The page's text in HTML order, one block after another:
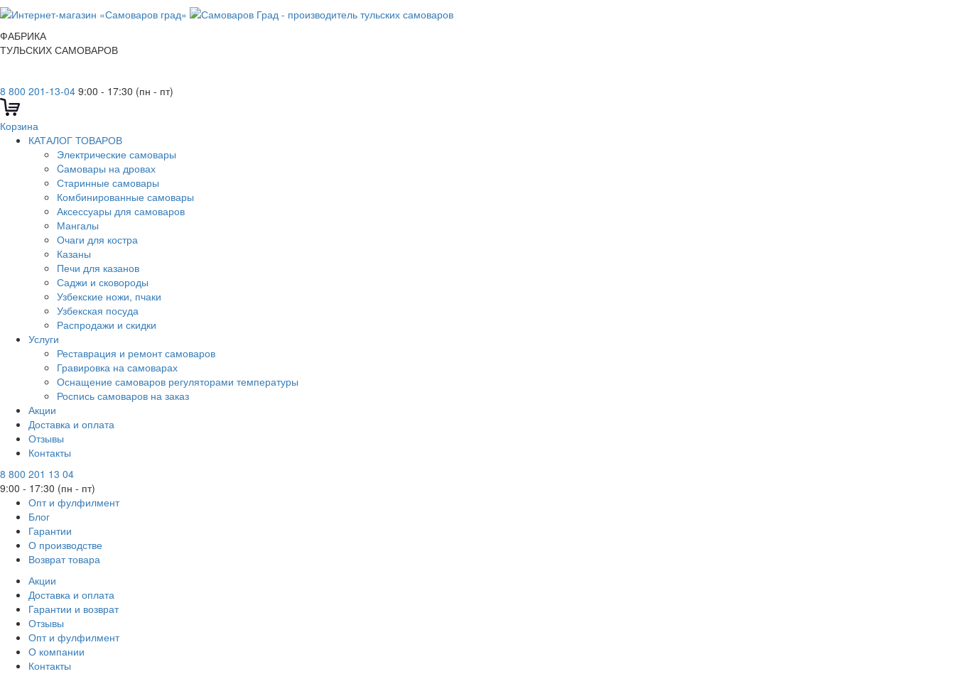
ФАБРИКА
ТУЛЬСКИХ САМОВАРОВ
8 800 201-13-04 9:00 - 17:30 (пн - пт)
Корзина
КАТАЛОГ ТОВАРОВ
Электрические самовары
Cамовары на дровах
Старинные самовары
Комбинированные самовары
Аксессуары для самоваров
Мангалы
Очаги для костра
Казаны
Печи для казанов
Саджи и сковороды
Узбекские ножи, пчаки
Узбекская посуда
Распродажи и скидки
Услуги
Реставрация и ремонт самоваров
Гравировка на самоварах
Оснащение самоваров регуляторами температуры
Роспись самоваров на заказ
Акции
Доставка и оплата
Отзывы
Контакты
8 800 201 13 04
9:00 - 17:30 (пн - пт)
Опт и фулфилмент
Блог
Гарантии
О производстве
Возврат товара
Акции
Доставка и оплата
Гарантии и возврат
Отзывы
Опт и фулфилмент
О компании
Контакты